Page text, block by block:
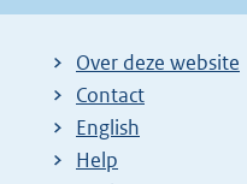
Over deze website
Contact
English
Help